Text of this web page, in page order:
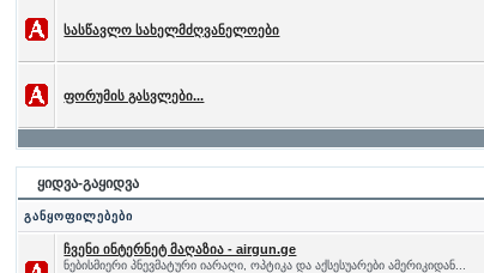
სასწავლო სახელმძღვანელოები
ფორუმის გასვლები...
ყიდვა-გაყიდვა
განყოფილებები
ჩვენი ინტერნეტ მაღაზია - airgun.ge
ნებისმიერი პნევმატური იარაღი, ოპტიკა და აქსესუარები ამერიკიდან...